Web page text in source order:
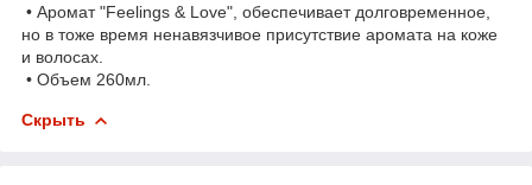
• Аромат "Feelings & Love", обеспечивает долговременное,
но в тоже время ненавязчивое присутствие аромата на коже
и волосах.
• Объем 260мл.
Скрыть